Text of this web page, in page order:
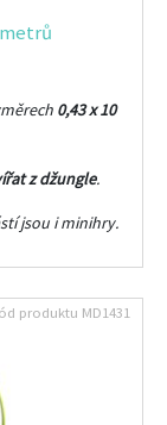
0,43 x 10
z džungle.
jsou i minihry.
produktu MD1431